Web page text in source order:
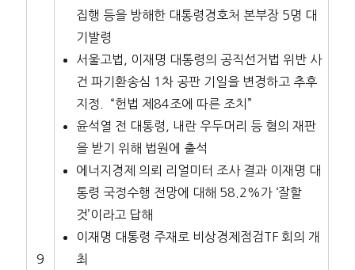
9
집행 등을 방해한 대통령경호처 본부장 5명 대
기발령
서울고법, 이재명 대통령의 공직선거법 위반 사
건 파기환송심 1차 공판 기일을 변경하고 추후
지정. “헌법 제84조에 따른 조치”
윤석열 전 대통령, 내란 우두머리 등 혐의 재판
을 받기 위해 법원에 출석
에너지경제 의뢰 리얼미터 조사 결과 이재명 대
통령 국정수행 전망에 대해 58.2%가 ‘잘할
것’이라고 답해
이재명 대통령 주재로 비상경제점검TF 회의 개
최